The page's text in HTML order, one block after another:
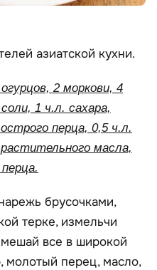
азиатской кухни.
огурцов, 2 моркови, 4
1 ч.л. сахара,
перца, 0,5 ч.л.
масла,
брусочками,
терке, измельчи
все в широкой
молотый перец, масло,